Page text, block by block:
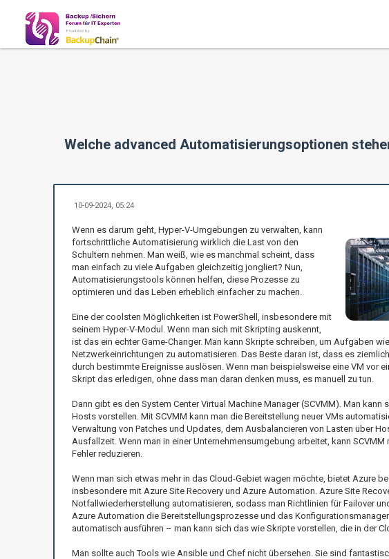
Welche advanced Automatisierungsoptionen
10-09-2024, 05:24
Wenn es darum geht, Hyper-V-Umgebungen zu verwalten, kann
fortschrittliche Automatisierung wirklich die Last von den
Schultern nehmen. Man weiß, wie es manchmal scheint, dass
man einfach zu viele Aufgaben gleichzeitig jongliert? Nun,
Automatisierungstools können helfen, diese Prozesse zu
optimieren und das Leben erheblich einfacher zu machen.
Eine der coolsten Möglichkeiten ist PowerShell, insbesondere mit
seinem Hyper-V-Modul. Wenn man sich mit Skripting auskennt,
ist das ein echter Game-Changer. Man kann Skripte schreiben, um Aufgaben
Netzwerkeinrichtungen zu automatisieren. Das Beste daran ist, dass es
durch bestimmte Ereignisse auslösen. Wenn man beispielsweise eine VM vor
Skript das erledigen, ohne dass man daran denken muss, es manuell zu tun.
Dann gibt es den System Center Virtual Machine Manager (SCVMM). Man
Hosts vorstellen. Mit SCVMM kann man die Bereitstellung neuer VMs
Verwaltung von Patches und Updates, dem Ausbalancieren von Lasten über
Ausfallzeit. Wenn man in einer Unternehmensumgebung arbeitet, kann
Fehler reduzieren.
Wenn man sich etwas mehr in das Cloud-Gebiet wagen möchte, bietet Azure
insbesondere mit Azure Site Recovery und Azure Automation. Azure Site
Notfallwiederherstellung automatisieren, sodass man Richtlinien für Failover
Azure Automation die Bereitstellungsprozesse und das
automatisch ausführen – man kann sich das wie Skripte vorstellen, die in der
Man sollte auch Tools wie Ansible und Chef nicht übersehen. Sie sind